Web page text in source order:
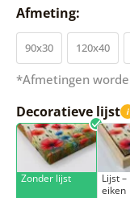
Afmeting:
90x30 120x40
*Afmetingen
Decoratieve lijst i
Zonder lijst
Lijst
eiken